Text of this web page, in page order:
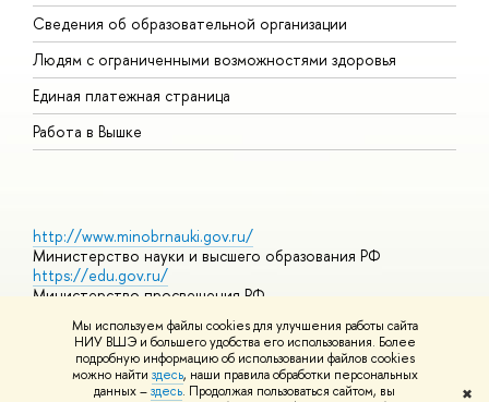
Мы используем файлы cookies для улучшения работы сайта
НИУ ВШЭ и большего удобства его использования. Более
подробную информацию об использовании файлов cookies
можно найти здесь, наши правила обработки персональных
данных –здесь. Продолжая пользоваться сайтом, вы
✖
Сведения об образовательной организации
Людям с ограниченными возможностями здоровья
Единая платежная страница
Работа в Вышке
http://www.minobrnauki.gov.ru/
Министерство науки и высшего образования РФ
https://edu.gov.ru/
Министерство просвещения РФ
https://elearning.hse.ru/mooc
Массовые открытые онлайн-курсы